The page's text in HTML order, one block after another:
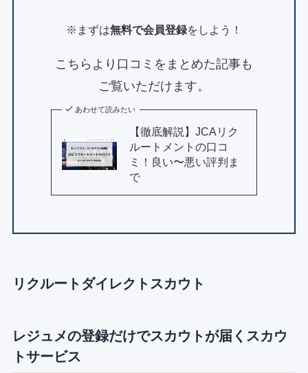
※まずは無料で会員登録をしよう！
こちらより口コミをまとめた記事も
ご覧いただけます。
あわせて読みたい
【徹底解説】JCAリク
ルートメントの口コ
ミ！良い〜悪い評判ま
で
リクルートダイレクトスカウト
レジュメの登録だけでスカウトが届くスカウ
トサービス